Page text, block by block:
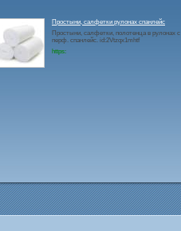
Простыни, салфетки рулонах спанлейс
Простыни, салфетки, полотенца в рулонах с
перф. спанлейс. id:2Vtzqx1mhtf
https: